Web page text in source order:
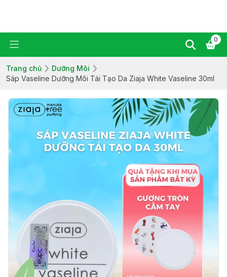
0
Trang chủ
Dưỡng Môi
Sáp Vaseline Dưỡng Môi Tái Tạo Da Ziaja White Vaseline 30ml